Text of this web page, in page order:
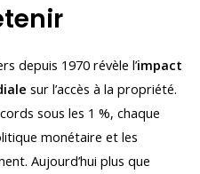
depuis 1970 révèle l’impact
sur l’accès à la propriété.
sous les 1 %, chaque
monétaire et les
Aujourd’hui plus que